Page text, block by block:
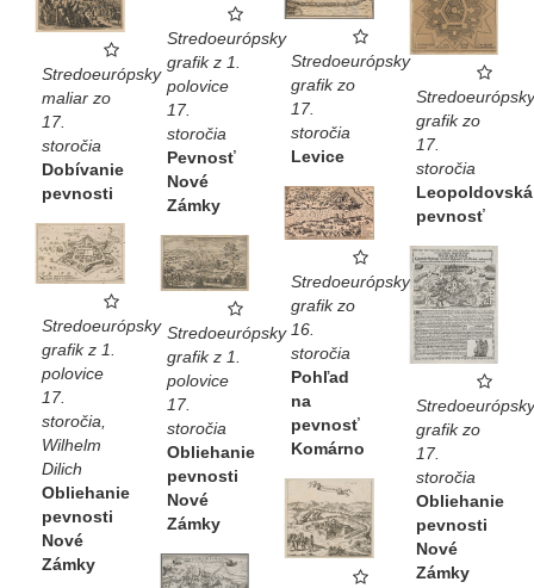
Stredoeurópsky
maliar zo
17.
storočia
Dobívanie
pevnosti
Stredoeurópsky
grafik z 1.
polovice
17.
storočia
Pevnosť
Nové
Zámky
Stredoeurópsky
grafik zo
17.
storočia
Levice
Stredoeurópsky
grafik zo
17.
storočia
Leopoldovská
pevnosť
Stredoeurópsky
grafik zo
16.
storočia
Pohľad
na
pevnosť
Komárno
Stredoeurópsky
grafik z 1.
polovice
17.
storočia,
Wilhelm
Dilich
Obliehanie
pevnosti
Nové
Zámky
Stredoeurópsky
grafik z 1.
polovice
17.
storočia
Obliehanie
pevnosti
Nové
Zámky
Stredoeurópsky
grafik zo
17.
storočia
Obliehanie
pevnosti
Nové
Zámky